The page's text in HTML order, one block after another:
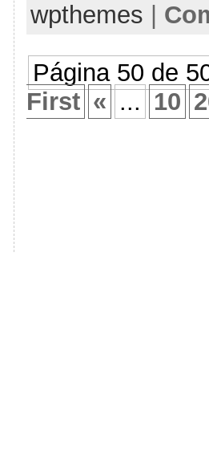
wpthemes
Página 50 de
First « ... 10